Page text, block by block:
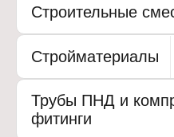
Строительные
Стройматериалы
Трубы ПНД и
фитинги